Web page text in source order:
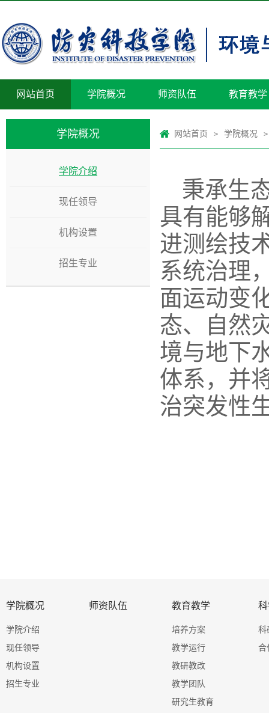
网站首页 学院概况 师资队伍 教育教学
学院概况
学院介绍
现任领导
机构设置
招生专业
网站首页 > 学院概况 >
秉承生
具有能够
进测绘技
系统治理
面运动变
态、自然
境与地下
体系，并
治突发性
学院概况
学院介绍
现任领导
机构设置
招生专业
师资队伍 教育教学
培养方案
教学运行
教研教改
教学团队
研究生教育
科
合